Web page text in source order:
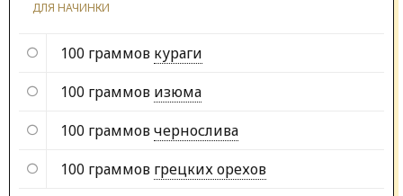
ДЛЯ НАЧИНКИ
100 граммов кураги
100 граммов изюма
100 граммовчернослива
100 граммов грецких орехов